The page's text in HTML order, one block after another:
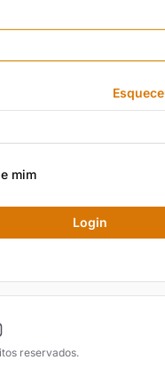
mim
Login
reservados.